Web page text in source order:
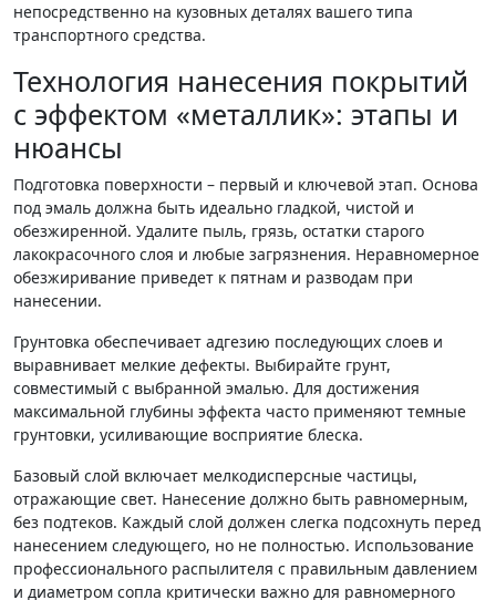
непосредственно на кузовных деталях вашего типа
транспортного средства.
Технология нанесения покрытий
с эффектом «металлик»: этапы и
нюансы
Подготовка поверхности – первый и ключевой этап. Основа
под эмаль должна быть идеально гладкой, чистой и
обезжиренной. Удалите пыль, грязь, остатки старого
лакокрасочного слоя и любые загрязнения. Неравномерное
обезжиривание приведет к пятнам и разводам при
нанесении.
Грунтовка обеспечивает адгезию последующих слоев и
выравнивает мелкие дефекты. Выбирайте грунт,
совместимый с выбранной эмалью. Для достижения
максимальной глубины эффекта часто применяют темные
грунтовки, усиливающие восприятие блеска.
Базовый слой включает мелкодисперсные частицы,
отражающие свет. Нанесение должно быть равномерным,
без подтеков. Каждый слой должен слегка подсохнуть перед
нанесением следующего, но не полностью. Использование
профессионального распылителя с правильным давлением
и диаметром сопла критически важно для равномерного